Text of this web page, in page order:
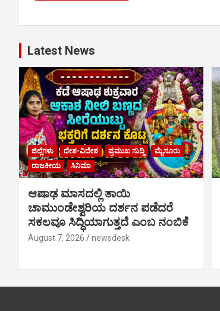
Latest News
ಜಿಲ್ಲೆಗಳು ದೇಶ-ವಿದೇಶ ಪ್ರಮುಖ ಸುದ್ದಿ
ಮೈಸೂರು
ರಾಜಕೀಯ
ಸಿನಿಮಾ
ಆಷಾಢ ಮಾಸದಲ್ಲಿ ತಾಯಿ
ಚಾಮುಂಡೇಶ್ವರಿಯ ದರ್ಶನ ಪಡೆದರೆ
ಸಕಲವೂ ಸಿದ್ಧಿಯಾಗುತ್ತದೆ ಎಂಬ ನಂಬಿಕೆ
August 7, 2026 newsdesk